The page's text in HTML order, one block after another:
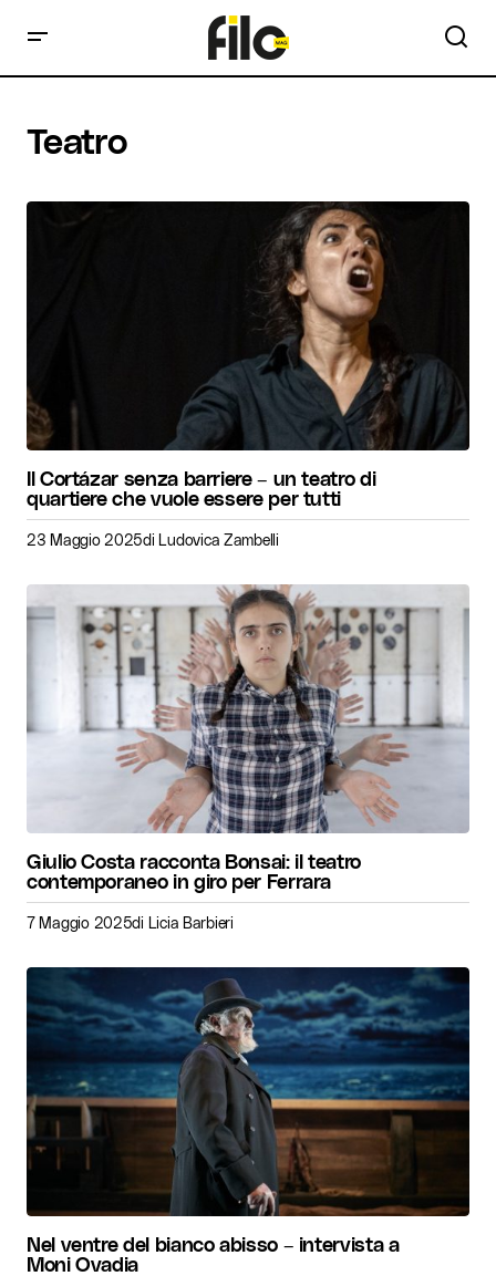
Teatro
Il Cortázar senza barriere – un teatro di
quartiere che vuole essere per tutti
23 Maggio 2025di Ludovica Zambelli
Giulio Costa racconta Bonsai: il teatro
contemporaneo in giro per Ferrara
7 Maggio 2025di Licia Barbieri
Nel ventre del bianco abisso – intervista a
Moni Ovadia